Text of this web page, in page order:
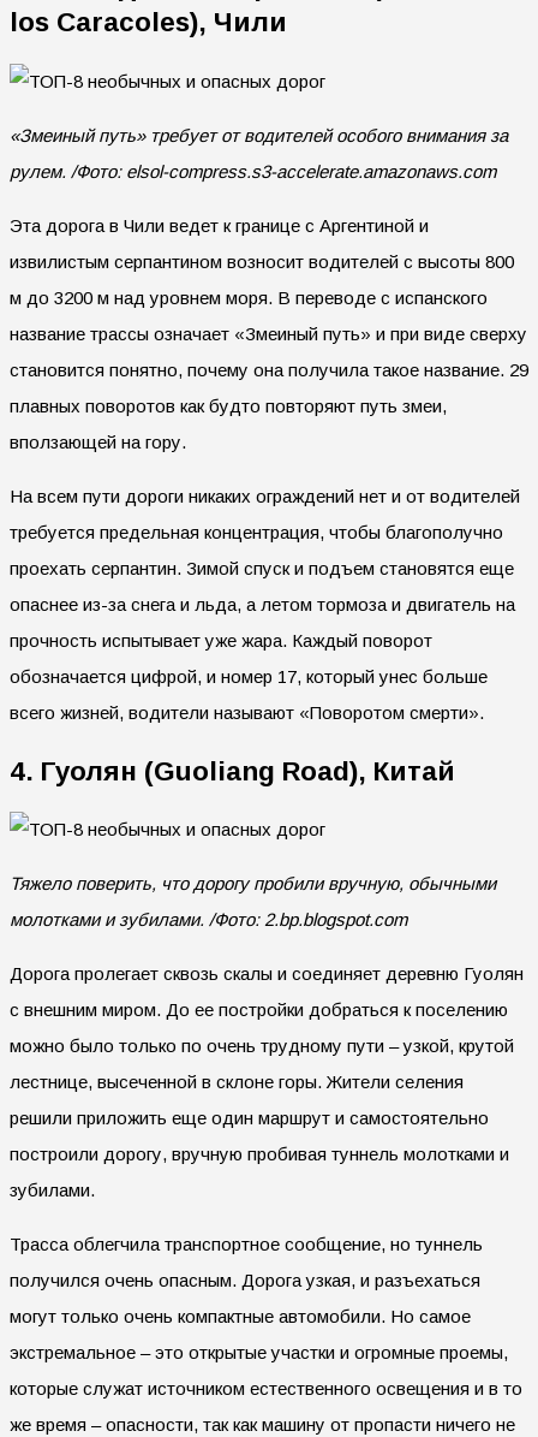
los Caracoles), Чили
«Змеиный путь» требует от водителей особого внимания за
рулем. /Фото: elsol-compress.s3-accelerate.amazonaws.com
Эта дорога в Чили ведет к границе с Аргентиной и
извилистым серпантином возносит водителей с высоты 800
м до 3200 м над уровнем моря. В переводе с испанского
название трассы означает «Змеиный путь» и при виде сверху
становится понятно, почему она получила такое название. 29
плавных поворотов как будто повторяют путь змеи,
вползающей на гору.
На всем пути дороги никаких ограждений нет и от водителей
требуется предельная концентрация, чтобы благополучно
проехать серпантин. Зимой спуск и подъем становятся еще
опаснее из-за снега и льда, а летом тормоза и двигатель на
прочность испытывает уже жара. Каждый поворот
обозначается цифрой, и номер 17, который унес больше
всего жизней, водители называют «Поворотом смерти».
4. Гуолян (Guoliang Road), Китай
Тяжело поверить, что дорогу пробили вручную, обычными
молотками и зубилами. /Фото: 2.bp.blogspot.com
Дорога пролегает сквозь скалы и соединяет деревню Гуолян
с внешним миром. До ее постройки добраться к поселению
можно было только по очень трудному пути – узкой, крутой
лестнице, высеченной в склоне горы. Жители селения
решили приложить еще один маршрут и самостоятельно
построили дорогу, вручную пробивая туннель молотками и
зубилами.
Трасса облегчила транспортное сообщение, но туннель
получился очень опасным. Дорога узкая, и разъехаться
могут только очень компактные автомобили. Но самое
экстремальное – это открытые участки и огромные проемы,
которые служат источником естественного освещения и в то
же время – опасности, так как машину от пропасти ничего не